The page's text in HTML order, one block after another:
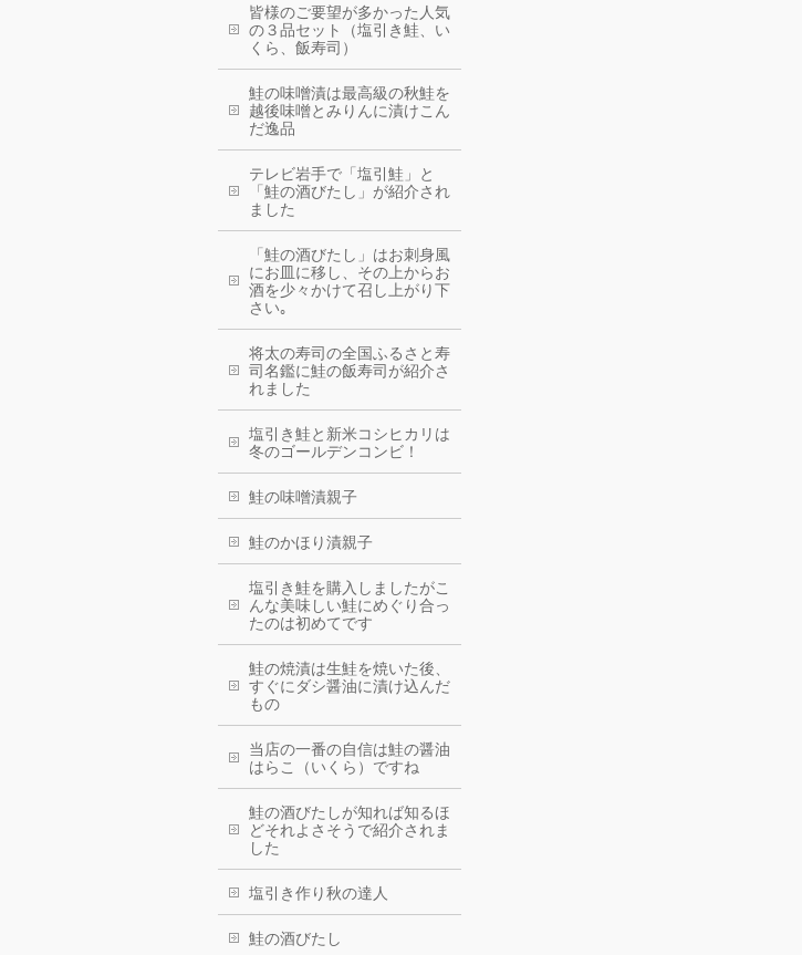
皆様のご要望が多かった人気
の３品セット（塩引き鮭、い
くら、飯寿司）
鮭の味噌漬は最高級の秋鮭を
越後味噌とみりんに漬けこん
だ逸品
テレビ岩手で「塩引鮭」と
「鮭の酒びたし」が紹介され
ました
「鮭の酒びたし」はお刺身風
にお皿に移し、その上からお
酒を少々かけて召し上がり下
さい｡
将太の寿司の全国ふるさと寿
司名鑑に鮭の飯寿司が紹介さ
れました
塩引き鮭と新米コシヒカリは
冬のゴールデンコンビ！
鮭の味噌漬親子
鮭のかほり漬親子
塩引き鮭を購入しましたがこ
んな美味しい鮭にめぐり合っ
たのは初めてです
鮭の焼漬は生鮭を焼いた後、
すぐにダシ醤油に漬け込んだ
もの
当店の一番の自信は鮭の醤油
はらこ（いくら）ですね
鮭の酒びたしが知れば知るほ
どそれよさそうで紹介されま
した
塩引き作り秋の達人
鮭の酒びたし